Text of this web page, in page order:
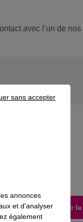
avec l’un de
Découvrir
annonces
et d'analyser
également
sans accepter